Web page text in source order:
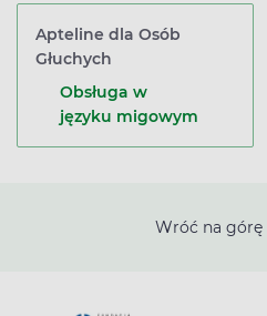
Apteline dla Osób
Głuchych
Obsługa w
języku migowym
Wróć na górę